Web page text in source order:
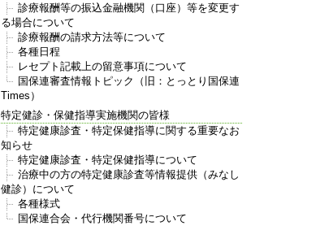
診療報酬等の振込金融機関（口座）等を変更す
る場合について
診療報酬の請求方法等について
各種日程
レセプト記載上の留意事項について
国保連審査情報トピック（旧：とっとり国保連
Times）
特定健診・保健指導実施機関の皆様
特定健康診査・特定保健指導に関する重要なお
知らせ
特定健康診査・特定保健指導について
治療中の方の特定健康診査等情報提供（みなし
健診）について
各種様式
国保連合会・代行機関番号について